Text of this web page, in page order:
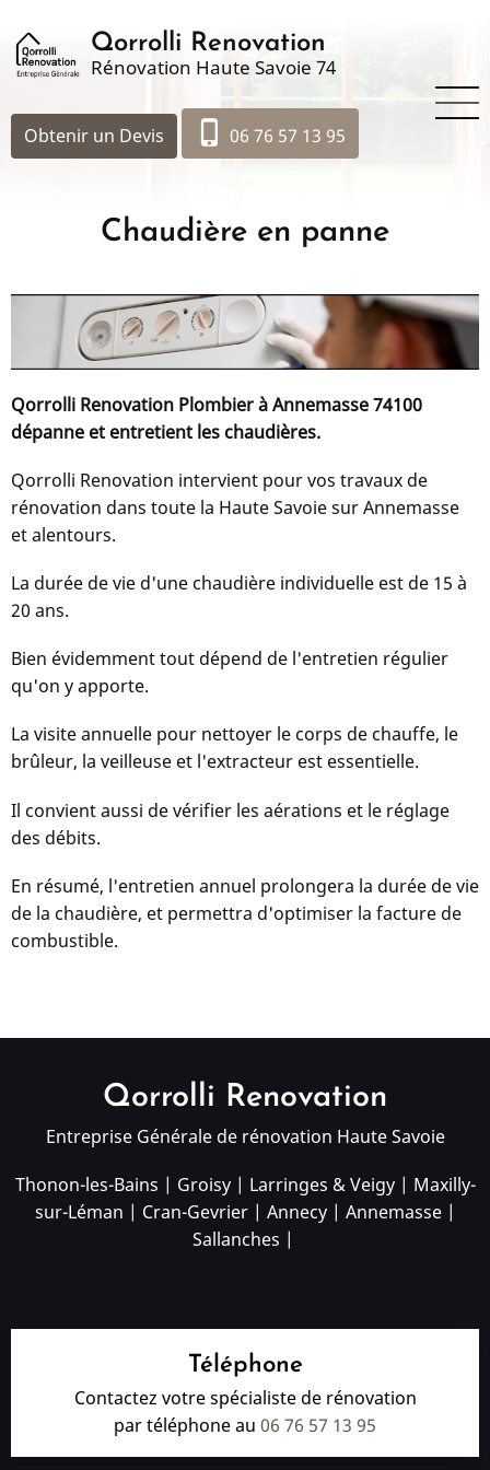
au
contenu
Qorrolli Renovation
Rénovation Haute Savoie 74
Obtenir un Devis phone_iphone 06 76 57 13 95
Chaudière en panne
Qorrolli Renovation Plombier à Annemasse 74100
dépanne et entretient les chaudières.
Qorrolli Renovation intervient pour vos travaux de
rénovation dans toute la Haute Savoie sur Annemasse
et alentours.
La durée de vie d'une chaudière individuelle est de 15 à
20 ans.
Bien évidemment tout dépend de l'entretien régulier
qu'on y apporte.
La visite annuelle pour nettoyer le corps de chauffe, le
brûleur, la veilleuse et l'extracteur est essentielle.
Il convient aussi de vérifier les aérations et le réglage
des débits.
En résumé, l'entretien annuel prolongera la durée de vie
de la chaudière, et permettra d'optimiser la facture de
combustible.
Qorrolli Renovation
Entreprise Générale de rénovation Haute Savoie
Thonon-les-Bains | Groisy| Larringes & Veigy| Maxilly-
sur-Léman | Cran-Gevrier| Annecy| Annemasse|
Sallanches |
Téléphone
Contactez votre spécialiste de rénovation
par téléphone au 06 76 57 13 95